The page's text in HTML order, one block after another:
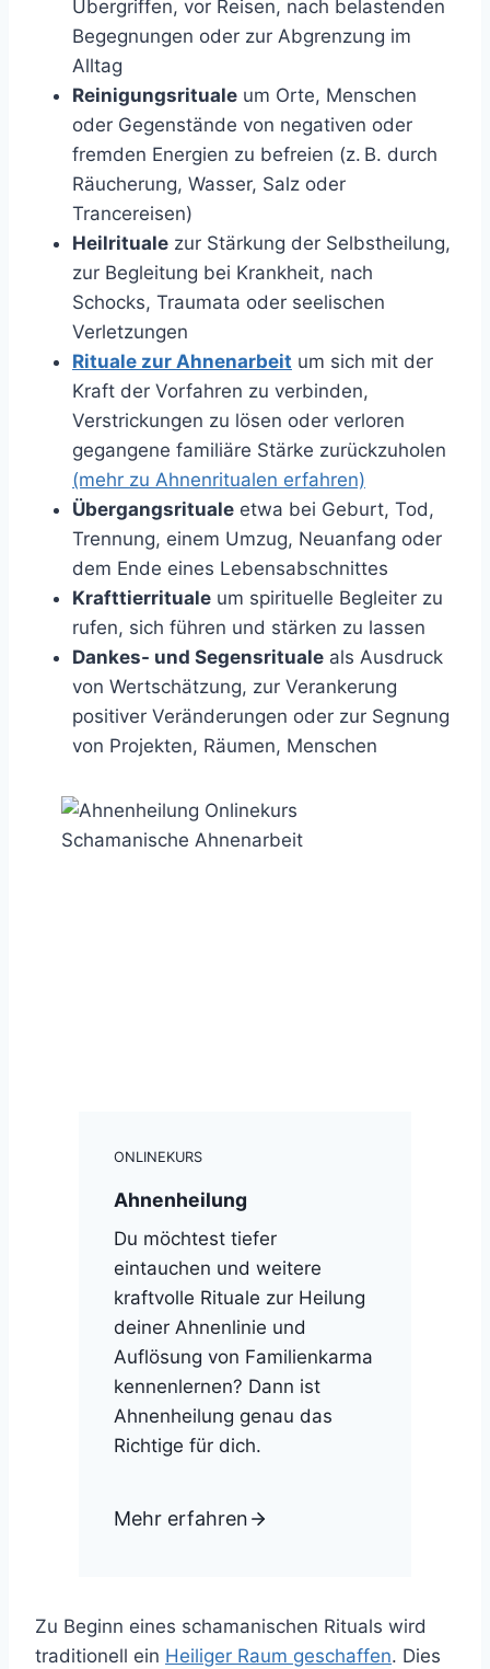
Übergriffen, vor Reisen, nach belastenden
Begegnungen oder zur Abgrenzung im
Alltag
Reinigungsrituale um Orte, Menschen
oder Gegenstände von negativen oder
fremden Energien zu befreien (z. B. durch
Räucherung, Wasser, Salz oder
Trancereisen)
Heilrituale zur Stärkung der Selbstheilung,
zur Begleitung bei Krankheit, nach
Schocks, Traumata oder seelischen
Verletzungen
Rituale zur Ahnenarbeit um sich mit der
Kraft der Vorfahren zu verbinden,
Verstrickungen zu lösen oder verloren
gegangene familiäre Stärke zurückzuholen
(mehr zu Ahnenritualen erfahren)
Übergangsrituale etwa bei Geburt, Tod,
Trennung, einem Umzug, Neuanfang oder
dem Ende eines Lebensabschnittes
Krafttierrituale um spirituelle Begleiter zu
rufen, sich führen und stärken zu lassen
Dankes- und Segensrituale als Ausdruck
von Wertschätzung, zur Verankerung
positiver Veränderungen oder zur Segnung
von Projekten, Räumen, Menschen
ONLINEKURS
Ahnenheilung
Du möchtest tiefer
eintauchen und weitere
kraftvolle Rituale zur Heilung
deiner Ahnenlinie und
Auflösung von Familienkarma
kennenlernen? Dann ist
Ahnenheilung genau das
Richtige für dich.
Mehr erfahren
Zu Beginn eines schamanischen Rituals wird
traditionell ein Heiliger Raum geschaffen. Dies